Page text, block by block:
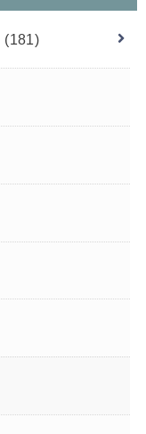
(181)